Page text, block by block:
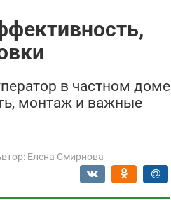
в частном доме
монтаж и важные
Елена Смирнова